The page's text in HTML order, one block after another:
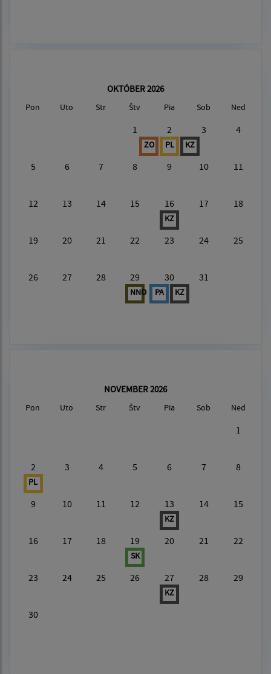
OKTÓBER 2026
Pon Uto Str Štv Pia Sob Ned
1 2
ZO PL KZ
3 4
5 6 7 8 9 10 11
12 13 14 15 16
KZ
17 18
19 20 21 22 23 24 25
26 27 28 29
NNO
30
PA KZ
31
NOVEMBER 2026
Pon Uto Str Štv Pia Sob Ned
1
2
PL
3 4 5 6 7 8
9 10 11 12 13
KZ
14 15
16 17 18 19
SK
20 21 22
23 24 25 26 27
KZ
28 29
30